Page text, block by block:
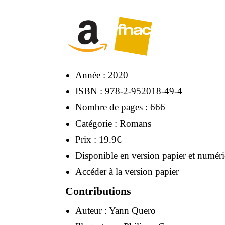
Année : 2020
ISBN : 978-2-952018-49-4
Nombre de pages : 666
Catégorie : Romans
Prix : 19.9€
Disponible en version papier et
Accéder à la version papier
Contributions
Auteur : Yann Quero